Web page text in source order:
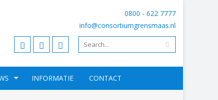
0800 - 622 7777
info@consortiumgrensmaas.nl
INFORMATIE CONTACT